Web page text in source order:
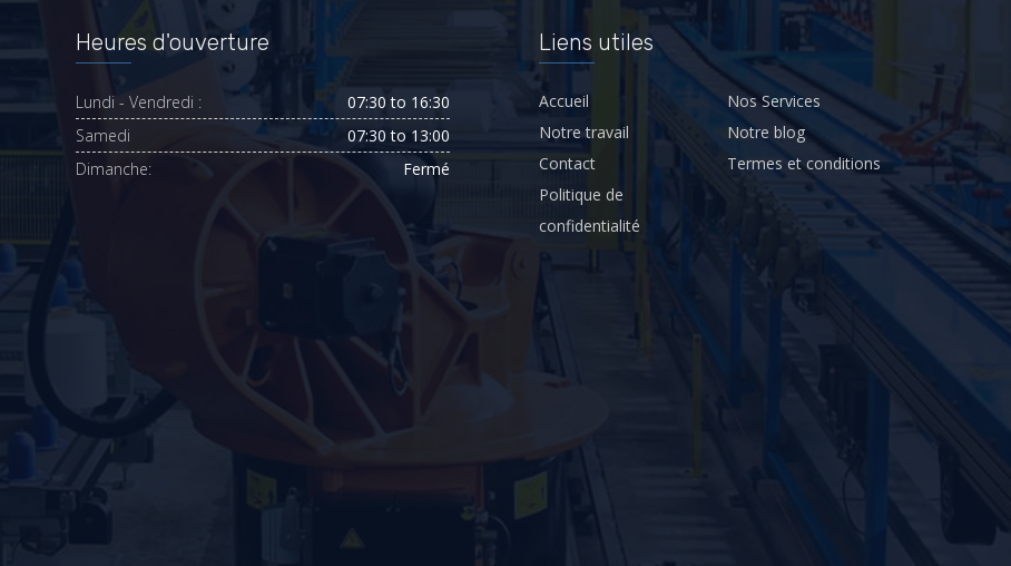
Heures d'ouverture
Lundi - Vendredi :
07:30 to 16:30
Samedi
07:30 to 13:00
Dimanche:
Fermé
Liens utiles
Accueil
Nos Services
Notre travail
Notre blog
Contact
Termes et conditions
Politique de
confidentialité